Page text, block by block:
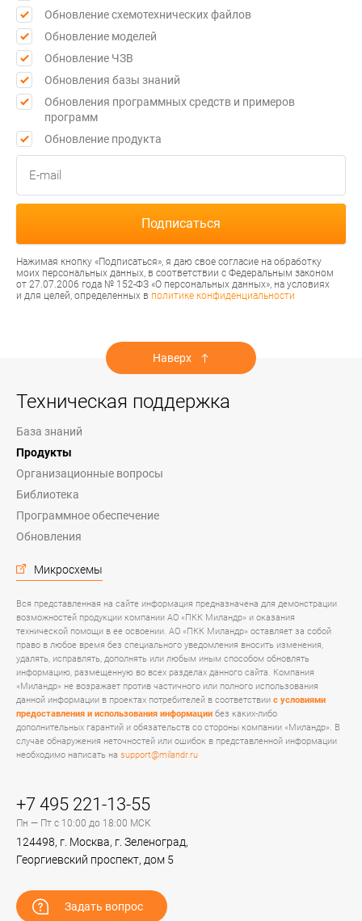
Обновление схемотехнических файлов
Обновление моделей
Обновление ЧЗВ
Обновления базы знаний
Обновления программных средств и примеров
программ
Обновление продукта
Нажимая кнопку «Подписаться», я даю свое согласие на обработку
моих персональных данных, в соответствии с Федеральным законом
от 27.07.2006 года № 152-ФЗ «О персональных данных», на условиях
и для целей, определенных в политике конфиденциальности
Наверх
Техническая поддержка
База знаний
Продукты
Организационные вопросы
Библиотека
Программное обеспечение
Обновления
Микросхемы
Вся представленная на сайте информация предназначена для демонстрации
возможностей продукции компании АО «ПКК Миландр» и оказания
технической помощи в ее освоении. АО «ПКК Миландр» оставляет за собой
право в любое время без специального уведомления вносить изменения,
удалять, исправлять, дополнять или любым иным способом обновлять
информацию, размещенную во всех разделах данного сайта. Компания
«Миландр» не возражает против частичного или полного использования
данной информации в проектах потребителей в соответствии с условиями
предоставления и использования информации без каких-либо
дополнительных гарантий и обязательств со стороны компании «Миландр». В
случае обнаружения неточностей или ошибок в представленной информации
необходимо написать на support@milandr.ru
+7 495 221-13-55
Пн — Пт с 10:00 до 18:00 МСК
124498, г. Москва, г. Зеленоград,
Георгиевский проспект, дом 5
Задать вопрос